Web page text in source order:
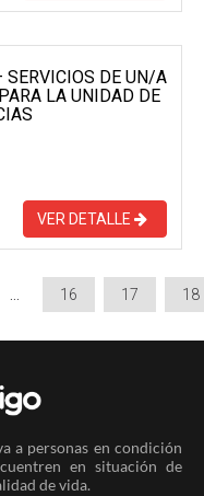
DE UN/A
LA UNIDAD DE
VER DETALLE
16 17 18
a personas en condición
en situación de
de vida.